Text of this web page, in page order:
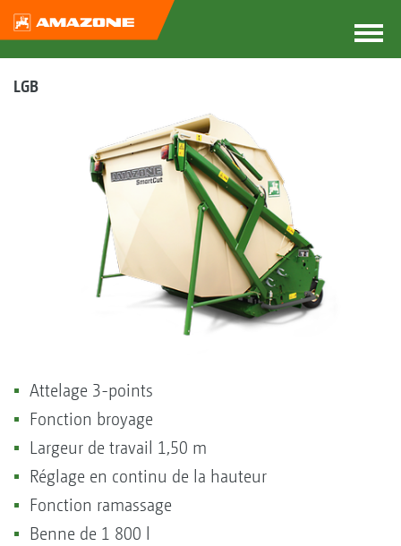
LGB
Attelage 3-points
Fonction broyage
Largeur de travail 1,50 m
Réglage en continu de la hauteur
Fonction ramassage
Benne de 1 800 l